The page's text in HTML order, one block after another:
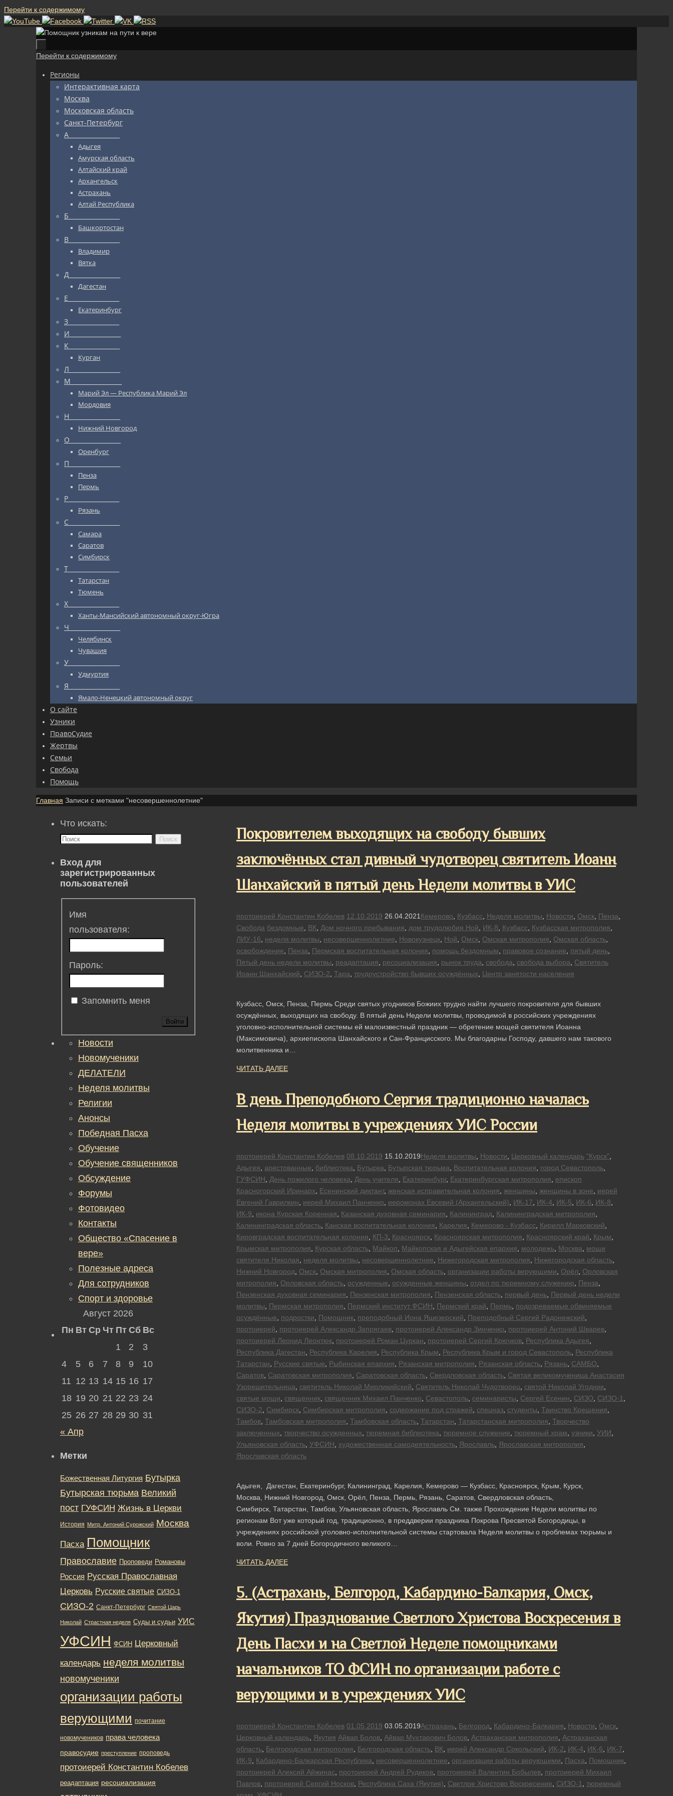
Перейти к содержимому
Перейти к содержимому
Регионы
Интерактивная карта
Москва
Московская область
Санкт-Петербург
А_________________
Адыгея
Амурская область
Алтайский край
Архангельск
Астрахань
Алтай Республика
Б_________________
Башкортостан
В_________________
Владимир
Вятка
Д_________________
Дагестан
Е_________________
Екатеринбург
З_________________
И_________________
К_________________
Курган
Л_________________
М_________________
Марий Эл — Республика Марий Эл
Мордовия
Н_________________
Нижний Новгород
О_________________
Оренбург
П_________________
Пенза
Пермь
Р_________________
Рязань
С_________________
Самара
Саратов
Симбирск
Т_________________
Татарстан
Тюмень
Х_________________
Ханты-Мансийский автономный округ-Югра
Ч_________________
Челябинск
Чувашия
У_________________
Удмуртия
Я_________________
Ямало-Ненецкий автономный округ
О сайте
Узники
ПравоСудие
Жертвы
Семьи
Свобода
Помощь
Главная Записи с метками "несовершеннолетние"
Покровителем выходящих на свободу бывших
заключённых стал дивный чудотворец святитель Иоанн
Шанхайский в пятый день Недели молитвы в УИС
протоиерей Константин Кобелев 12.10.2019 26.04.2021 Кемерово Кузбасс Неделя молитвы Новости Омск Пенза
Свобода бездомные ВК Дом ночного пребывания дом трудолюбия Ной ИК-8 Кузбасс Кузбасская митрополия
ЛИУ-16
неделя молитвы несовершеннолетние Новокузнецк Ной Омск Омская митрополия Омская область
освобождение
Пенза Пермская воспитательная колония помощь бездомным правовое сознание пятый день
Пятый день недели молитвы
реадаптация ресоциализация рынок труда свобода свобода выбора
Святитель
Иоанн Шанхайский
СИЗО-2 Тара трудоустройство бывших осуждённых Центр занятости населения
Кузбасс, Омск, Пенза, Пермь Среди святых угодников Божиих трудно найти лучшего покровителя для бывших
осуждённых, выходящих на свободу. В пятый день Недели молитвы, проводимой в российских учреждениях
уголовно-исполнительной системы ей малоизвестный праздник — обретение мощей святителя Иоанна
(Максимовича), архиепископа Шанхайского и Сан-Францисского. Мы благодарны Господу, давшего нам такового
молитвенника и…
ЧИТАТЬ ДАЛЕЕ
В день Преподобного Сергия традиционно началась
Неделя молитвы в учреждениях УИС России
протоиерей Константин Кобелев 08.10.2019 15.10.2019Неделя молитвы Новости Церковный календарь "Курск"
Адыгея
арестованные библиотека Бутырка Бутырская тюрьма Воспитательная колония город Севастополь
ГУФСИН
День пожилого человека День учителя Екатеринбург, Екатеринбургская митрополия
епископ
Красногорский Иринарх
Есенинский диктант, женская исправительная колония женщины женщины в зоне
иерей
Евгений Гаврилкин
иерей Михаил Панченко иеромонах Евсевий (Архангельский) ИК-17 ИК-4 ИК-5 ИК-6 ИК-8
ИК-9
икона Курская Коренная Казанская духовная семинария Калининград Калининградская митрополия
Калининградская область Канская воспитательная колония Карелия Кемерово - Кузбасс Кирилл Марковский
Кировградская воспитательная колония
КП-3 Красноярск Красноярская митрополия Красноярский край Крым
Крымская митрополия
Курская область Майкоп Майкопская и Адыгейская епархия молодежь Москва
мощи
святителя Николая
неделя молитвы несовершеннолетние Нижегородская митрополия Нижегородская область
Нижний Новгород
Омск Омская митрополия Омская область организации работы верующими Орёл
Орловская
митрополия
Орловская область осужденные осужденные женщины отдел по тюремному служению Пенза
Пензенская духовная семинария
Пензенская митрополия Пензенская область первый день Первый день недели
молитвы
Пермская митрополия Пермский институт ФСИН Пермский край Пермь подозреваемые обвиняемые
осуждённые
подростки Помощник преподобный Иона Яшезерский Преподобный Сергий Радонежский
протоиерей
протоиерей Александр Запрягаев протоиерей Александр Зинченко протоиерей Антоний Шварев
протоиерей Леонид Леонтюк протоиерей Роман Цуркан протоиерей Сергий Крючков Республика Адыгея
Республика Дагестан
Республика Карелия Республика Крым Республика Крым и город Севастополь Республика
Татарстан
Русские святые Рыбинская епархия Рязанская митрополия Рязанская область Рязань САМБО
Саратов Саратовская митрополия Саратовская область Свердловская область Святая великомученица Анастасия
Узорешительница
святитель Николай Мирликийский Святитель Николай Чудотворец святой Николай Угодник
святые мощи
священник священник Михаил Панченко Севастополь семинаристы Сергей Есенин СИЗО СИЗО-1
СИЗО-2
Симбирск Симбирская митрополия содержание под стражей спецназ студенты Таинство Крещения
Тамбов Тамбовская митрополия Тамбовская область Татарстан Татарстанская митрополия Творчество
заключенных творчество осужденных тюремная библиотека тюремное служение тюремный храм узники УИИ
Ульяновская область УФСИН художественная самодеятельность Ярославль Ярославская митрополия
Ярославская область
Адыгея, Дагестан, Екатеринбург, Калининград, Карелия, Кемерово — Кузбасс, Красноярск, Крым, Курск,
Москва, Нижний Новгород, Омск, Орёл, Пенза, Пермь, Рязань, Саратов, Свердловская область,
Симбирск, Татарстан, Тамбов, Ульяновская область, Ярославль См. также Прохождение Недели молитвы по
регионам Вот уже который год, традиционно, в преддверии праздника Покрова Пресвятой Богородицы, в
учреждениях российской уголовно-исполнительной системы стартовала Неделя молитвы о проблемах тюрьмы и
воли. Ровно за 7 дней Богородичного великого…
ЧИТАТЬ ДАЛЕЕ
5. (Астрахань, Белгород, Кабардино-Балкария, Омск,
Якутия) Празднование Светлого Христова Воскресения в
День Пасхи и на Светлой Неделе помощниками
начальников ТО ФСИН по организации работе с
верующими и в учреждениях УИС
протоиерей Константин Кобелев 01.05.2019 03.05.2019Астрахань, Белгород, Кабардино-Балкария, Новости, Омск,
Церковный календарь, Якутия Айвар Болов, Айвар Мухтарович Болов, Астраханская митрополия, Астраханская
область, Белгородская митрополия, Белгородская область, ВК, иерей Александр Сокольский, ИК-2, ИК-4, ИК-6, ИК-7,
ИК-9, Кабардино-Балкарская Республика, несовершеннолетние, организации работы верующими, Пасха, Помощник,
протоиерей Алексий Айжинас, протоиерей Андрей Рудиков, протоиерей Валентин Бобылeв, протоиерей Михаил
Павлов, протоиерей Сергий Носков, Республика Саха (Якутия), Светлое Христово Воскресение, СИЗО-1, тюремный
Что искать:
Поиск
Вход для
зарегистрированных
пользователей
Имя
пользователя:
Пароль:
Запомнить меня
Войти
Новости
Новомученики
ДЕЛАТЕЛИ
Неделя молитвы
Религии
Анонсы
Победная Пасха
Обучение
Обучение священников
Обсуждение
Форумы
Фотовидео
Контакты
Общество «Спасение в
вере»
Полезные адреса
Для сотрудников
Спорт и здоровье
Август 2026
Пн Вт Ср Чт Пт Сб Вс
1
2
3
4
5 6 7 8 9
10
11 12 13 14 15 16 17
18 19 20 21 22 23 24
25 26 27 28 29 30 31
« Апр
Метки
Божественная Литургия Бутырка
Бутырская тюрьма Великий
пост ГУФСИН Жизнь в Церкви
История Митр. Антоний Сурожский Москва
Пасха Помощник
Православие Проповеди Романовы
Россия Русская Православная
Церковь Русские святые СИЗО-1
СИЗО-2 Санкт-Петербург Святой Царь
Николай Страстная неделя Суды и судьи УИС
УФСИН ФСИН Церковный
календарь неделя молитвы
новомученики
организации работы
верующими почитание
новомучеников права человека
правосудие преступление проповедь
протоиерей Константин Кобелев
реадаптация ресоциализация